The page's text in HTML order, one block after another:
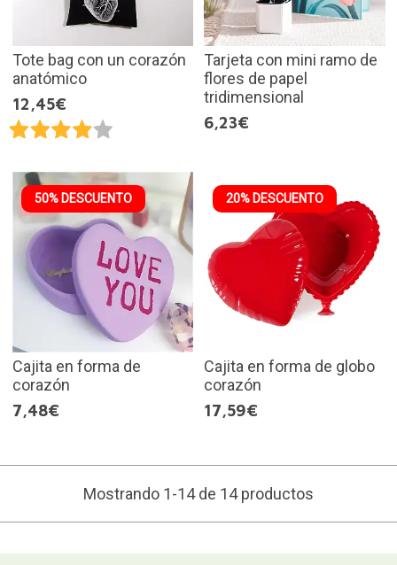
Tote bag con un corazón
anatómico
12,45€
Tarjeta con mini ramo de
flores de papel
tridimensional
6,23€
50% DESCUENTO
Cajita en forma de
corazón
7,48€
20% DESCUENTO
Cajita en forma de globo
corazón
17,59€
Mostrando 1-14 de 14 productos